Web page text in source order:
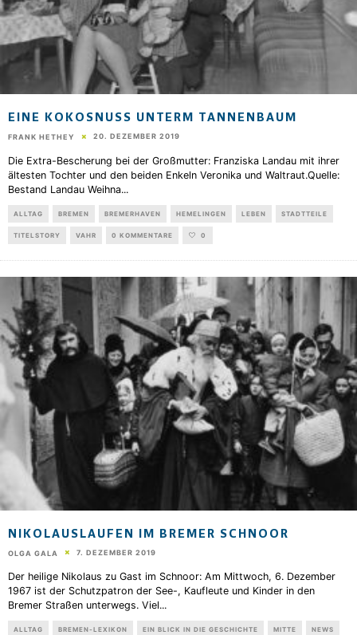
EINE KOKOSNUSS UNTERM TANNENBAUM
FRANK HETHEY 20. DEZEMBER 2019
Die Extra-Bescherung bei der Großmutter: Franziska Landau mit ihrer
ältesten Tochter und den beiden Enkeln Veronika und Waltraut.Quelle:
Bestand Landau Weihna...
ALLTAG BREMEN BREMERHAVEN HEMELINGEN LEBEN STADTTEILE
TITELSTORY VAHR 0 KOMMENTARE 0
NIKOLAUSLAUFEN IM BREMER SCHNOOR
OLGA GALA 7. DEZEMBER 2019
Der heilige Nikolaus zu Gast im Schnoor: Am Mittwoch, 6. Dezember
1967 ist der Schutzpatron der See-, Kaufleute und Kinder in den
Bremer Straßen unterwegs. Viel...
ALLTAG BREMEN-LEXIKON EIN BLICK IN DIE GESCHICHTE MITTE NEWS